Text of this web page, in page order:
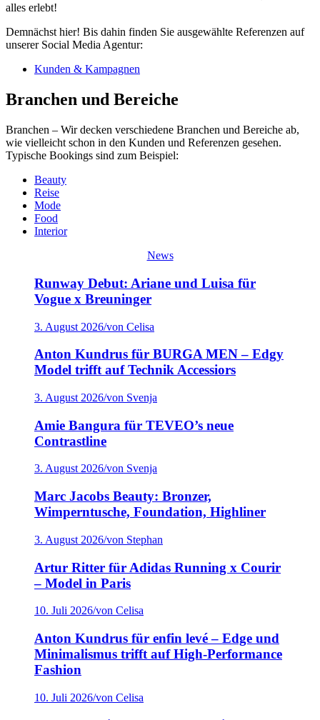
alles erlebt!
Demnächst hier! Bis dahin finden Sie ausgewählte Referenzen auf
unserer Social Media Agentur:
Kunden & Kampagnen
Branchen und Bereiche
Branchen – Wir decken verschiedene Branchen und Bereiche ab,
wie vielleicht schon in den Kunden und Referenzen gesehen.
Typische Bookings sind zum Beispiel:
Beauty
Reise
Mode
Food
Interior
News
Runway Debut: Ariane und Luisa für
Vogue x Breuninger
3. August 2026/von Celisa
Anton Kundrus für BURGA MEN – Edgy
Model trifft auf Technik Accessiors
3. August 2026/von Svenja
Amie Bangura für TEVEO’s neue
Contrastline
3. August 2026/von Svenja
Marc Jacobs Beauty: Bronzer,
Wimperntusche, Foundation, Highliner
3. August 2026/von Stephan
Artur Ritter für Adidas Running x Courir
– Model in Paris
10. Juli 2026/von Celisa
Anton Kundrus für enfin levé – Edge und
Minimalismus trifft auf High-Performance
Fashion
10. Juli 2026/von Celisa